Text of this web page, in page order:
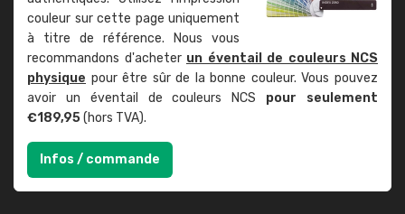
couleur sur cette page uniquement
à titre de référence. Nous vous
recommandons d'acheter un éventail de couleurs NCS
physique pour être sûr de la bonne couleur. Vous pouvez
avoir un éventail de couleurs NCS pour seulement
€189,95(hors TVA).
Infos / commande